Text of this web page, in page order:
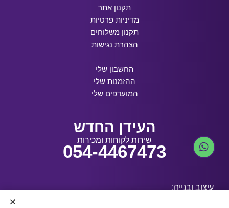
תקנון אתר
מדיניות פרטיות
תקנון משלוחים
הצהרת נגישות
החשבון שלי
ההזמנות שלי
המועדפים שלי
העידן החדש
שירות לקוחות ומכירות
054-4467473
עיצוב ובנייה: